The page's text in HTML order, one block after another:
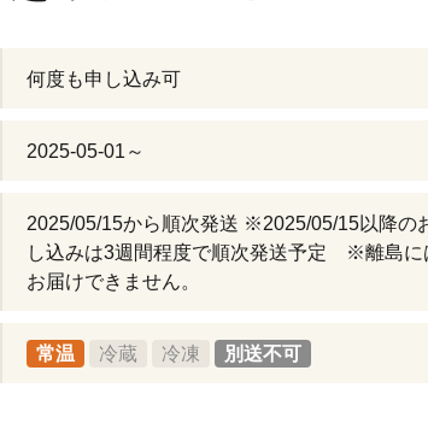
何度も申し込み可
2025-05-01～
2025/05/15から順次発送 ※2025/05/15以降の
し込みは3週間程度で順次発送予定 ※離島に
お届けできません。
常温 冷蔵 冷凍 別送不可